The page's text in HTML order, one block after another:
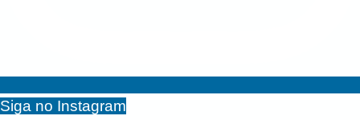
Siga no Instagram